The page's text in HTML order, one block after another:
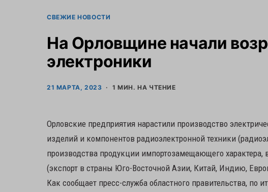
СВЕЖИЕ НОВОСТИ
На Орловщине начали
электроники
21 МАРТА, 2023 1 МИН. НА ЧТЕНИЕ
Орловские предприятия нарастили производство
изделий и компонентов радиоэлектронной техники
производства продукции импортозамещающего характера,
(экспорт в страны Юго-Восточной Азии, Китай, Индию,
Как сообщает пресс-служба областного правительства,